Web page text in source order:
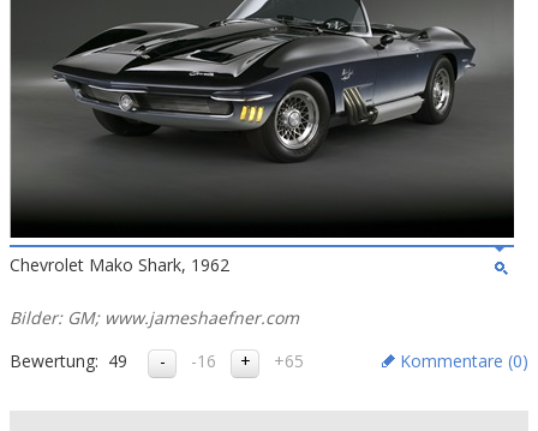
Chevrolet Mako Shark, 1962
Bilder: GM; www.jameshaefner.com
Bewertung: 49 -16 +65 Kommentare (0)